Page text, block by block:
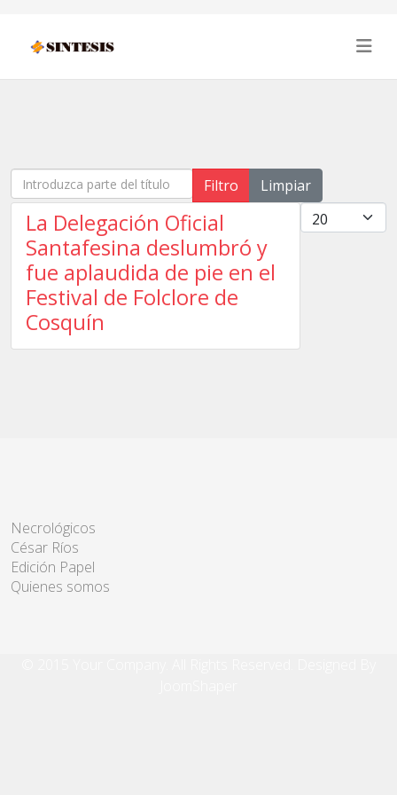
Introduzca parte del título Filtro
Limpiar
Cantidad
La Delegación Oficial
Santafesina deslumbró y
fue aplaudida de pie en el
Festival de Folclore de
Cosquín
Necrológicos
César Ríos
Edición Papel
Quienes somos